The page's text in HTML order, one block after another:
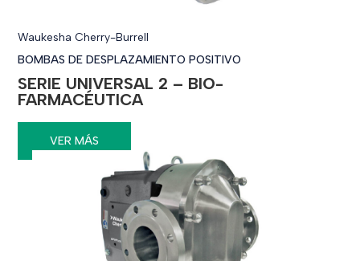
Waukesha Cherry-Burrell
BOMBAS DE DESPLAZAMIENTO POSITIVO
SERIE UNIVERSAL 2 – BIO-
FARMACÉUTICA
VER MÁS